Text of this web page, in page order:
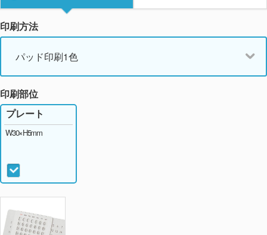
印刷方法
パッド印刷1色
印刷部位
プレート
W30×H5mm